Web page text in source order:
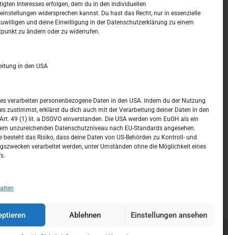
Interesses erfolgen, dem du in den individuellen
widersprechen kannst. Du hast das Recht, nur in essenzielle
und deine Einwilligung in der Datenschutzerklärung zu einem
zu ändern oder zu widerrufen.
in den USA
verarbeiten personenbezogene Daten in den USA. Indem du der Nutzung
zustimmst, erklärst du dich auch mit der Verarbeitung deiner Daten in den
49 (1) lit. a DSGVO einverstanden. Die USA werden vom EuGH als ein
unzureichenden Datenschutzniveau nach EU-Standards angesehen.
besteht das Risiko, dass deine Daten von US-Behörden zu Kontroll- und
verarbeitet werden, unter Umständen ohne die Möglichkeit eines
Ablehnen Einstellungen ansehen
–
Kalendar
10 11 12 13 14 15 16
17 18 19 20 21 22
24 25 26 27 28 29 30